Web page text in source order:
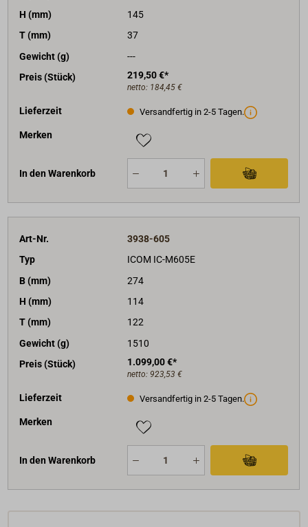
H (mm)
145
T (mm)
37
Gewicht (g)
---
Preis (Stück)
219,50 €*
netto: 184,45 €
Lieferzeit Versandfertig in 2-5 Tagen.
Merken
In den Warenkorb
Art-Nr.
3938-605
Typ
ICOM IC-M605E
B (mm)
274
H (mm)
114
T (mm)
122
Gewicht (g)
1510
Preis (Stück)
1.099,00 €*
netto: 923,53 €
Lieferzeit Versandfertig in 2-5 Tagen.
Merken
In den Warenkorb